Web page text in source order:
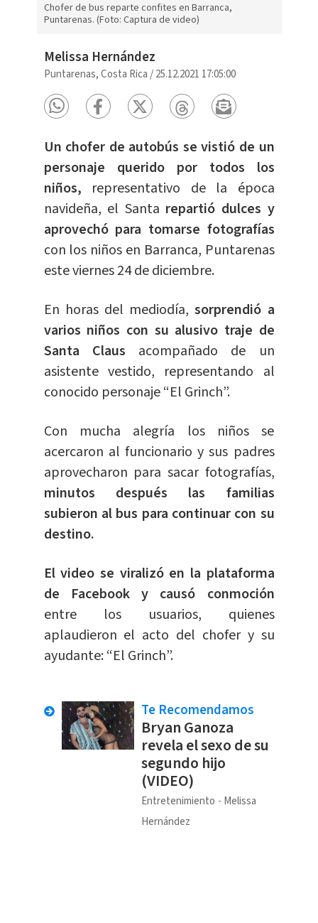
Chofer de bus reparte confites en Barranca,
Puntarenas. (Foto: Captura de video)
Melissa Hernández
Puntarenas, Costa Rica /25.12.2021 17:05:00
Un chofer de autobús se vistió de un
personaje querido por todos los
niños, representativo de la época
navideña, el Santa repartió dulces y
aprovechó para tomarse fotografías
con los niños en Barranca, Puntarenas
este viernes 24 de diciembre.
En horas del mediodía, sorprendió a
varios niños con su alusivo traje de
Santa Claus acompañado de un
asistente vestido, representando al
conocido personaje “El Grinch”.
Con mucha alegría los niños se
acercaron al funcionario y sus padres
aprovecharon para sacar fotografías,
minutos después las familias
subieron al bus para continuar con su
destino.
El video se viralizó en la plataforma
de Facebook y causó conmoción
entre los usuarios, quienes
aplaudieron el acto del chofer y su
ayudante: “El Grinch”.
Te Recomendamos
Bryan Ganoza
revela el sexo de su
segundo hijo
(VIDEO)
Entretenimiento
Melissa
Hernández